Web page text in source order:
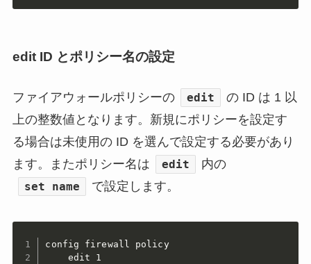
edit ID とポリシー名の設定
ファイアウォールポリシーの edit
の ID は 1 以
上の整数値となります。新規にポリシーを設定す
る場合は未使用の ID を選んで設定する必要があり
ます。またポリシー名は
edit 内の
set name で設定します。
config firewall policy
    edit 1